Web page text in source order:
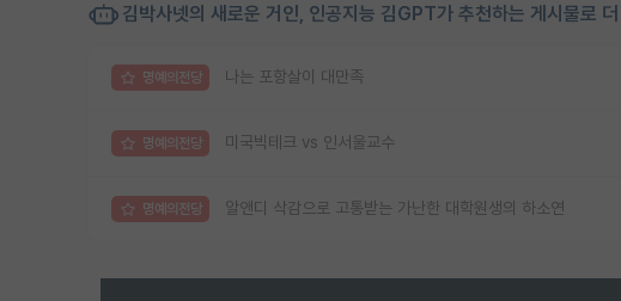
김박사넷의 새로운 거인, 인공지능 김GPT가 추천하는 게시물로
명예의전당 나는 포항살이 대만족
명예의전당 미국빅테크 vs 인서울교수
명예의전당 알앤디 삭감으로 고통받는 가난한 대학원생의 하소연